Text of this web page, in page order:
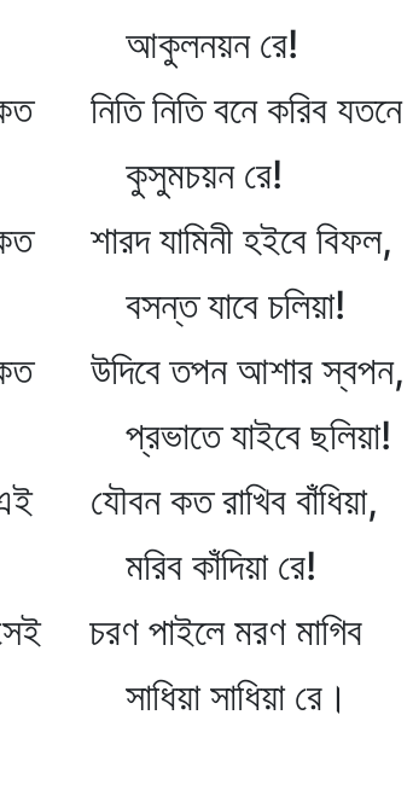
রে!
নিতি নিতি বনে করিব যতনে
রে!
শারদ যামিনী হইবে বিফল,
যাবে চলিয়া!
উদিবে তপন আশার স্বপন,
যাইবে ছলিয়া!
যৌবন কত রাখিব বাঁধিয়া,
কাঁদিয়া রে!
চরণ পাইলে মরণ মাগিব
সাধিয়া রে।